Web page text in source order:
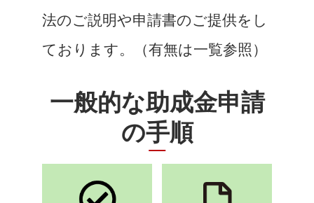
法のご説明や申請書のご提供をし
ております。（有無は一覧参照）
一般的な助成金申請
の手順